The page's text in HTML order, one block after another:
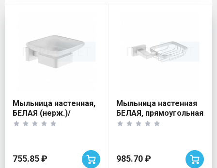
Мыльница настенная,
БЕЛАЯ (нерж.)/
стеклянная ViEiR
755.85 ₽
Мыльница настенная
БЕЛАЯ, прямоугольная
ViEiR
985.70 ₽